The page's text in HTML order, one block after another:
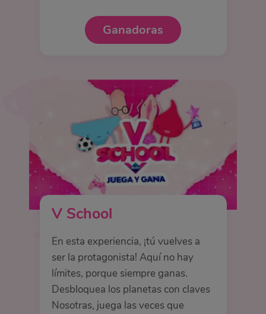
Ganadoras
V School
En esta experiencia, ¡tú vuelves a
ser la protagonista! Aquí no hay
límites, porque siempre ganas.
Desbloquea los planetas con claves
Nosotras, juega las veces que